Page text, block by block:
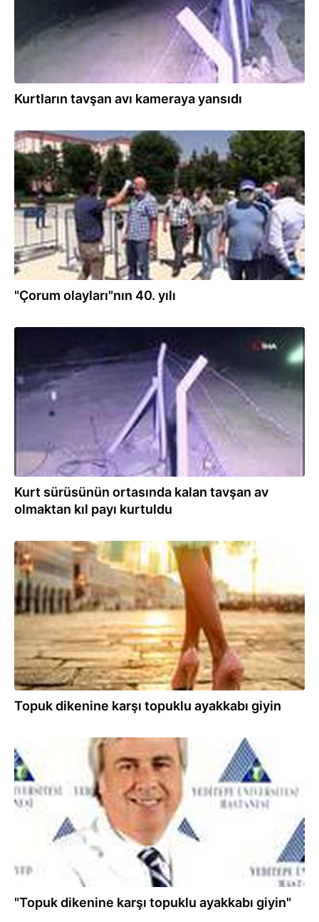
Kurtların tavşan avı kameraya yansıdı
03.07.2020
"Çorum olayları"nın 40. yılı
Kurt sürüsünün ortasında kalan tavşan av
olmaktan kıl payı kurtuldu
02.06.2020
Topuk dikenine karşı topuklu ayakkabı giyin
"Topuk dikenine karşı topuklu ayakkabı giyin"